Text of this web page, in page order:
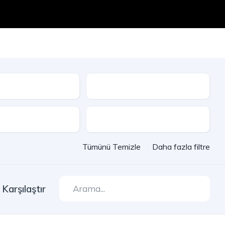
Tümünü Temizle Daha fazla filtre
Karşılaştır